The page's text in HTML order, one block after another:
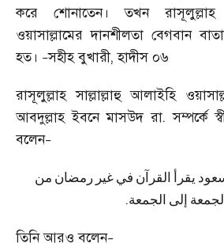
করে শোনাতেন। তখন রাসূলুল্লাহ
ওয়াসাল্লামের দানশীলতা বেগবান
হত। –সহীহ বুখারী,হাদীস ০৬
রাসূলুল্লাহ সাল্লাল্লাহু আলাইহি
আবদুল্লাহ ইবনে মাসউদ রা. সম্পর্কে
বলেন–
يقرأ القرآن في غير رمضان من
الجمعة إلى الجمعة.
তিনি আরও বলেন–